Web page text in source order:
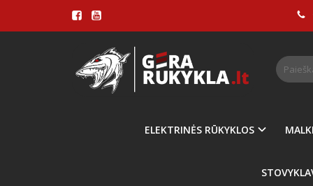
ELEKTRINĖS RŪKYKLOS